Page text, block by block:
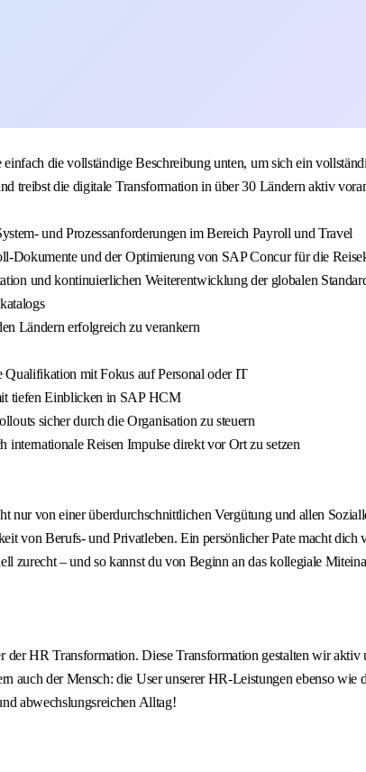
die vollständige Beschreibung unten, um sich ein
treibst die digitale Transformation in über 30 Ländern aktiv
und Prozessanforderungen im Bereich Payroll und Travel
Dokumente und der Optimierung von SAP Concur für die
und kontinuierlichen Weiterentwicklung der globalen
Ländern erfolgreich zu verankern
Qualifikation mit Fokus auf Personal oder IT
tiefen Einblicken in SAP HCM
sicher durch die Organisation zu steuern
Reisen Impulse direkt vor Ort zu setzen
von einer überdurchschnittlichen Vergütung und allen
von Berufs- und Privatleben. Ein persönlicher Pate macht dich
zurecht – und so kannst du von Beginn an das kollegiale
HR Transformation. Diese Transformation gestalten wir
auch der Mensch: die User unserer HR-Leistungen ebenso
abwechslungsreichen Alltag!